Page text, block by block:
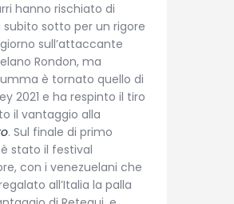
hanno rischiato di
subito sotto per un rigore
sull’attaccante
Rondon, ma
è tornato quello di
2021 e ha respinto il tiro
il vantaggio alla
. Sul finale di primo
stato il festival
con i venezuelani che
all’Italia la palla